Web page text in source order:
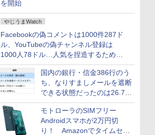
を開始
やじうまWatch
Facebookの偽コメントは1000件287ド
ル、YouTubeの偽チャンネル登録は
1000人78ドル…人気を捏造するための
価格リストが公開中
国内の銀行・信金386行のう
ち、なりすましメールを遮断
できる状態だったのは26.7％
にとどまる～GMOブランド
セキュリティ調査
モトローラのSIMフリー
Androidスマホが2万円切
り！ Amazonでタイムセー